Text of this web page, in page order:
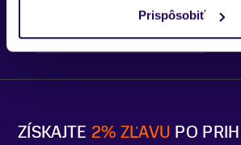
Prispôsobiť
ZÍSKAJTE 2% ZĽAVU PO
Bratislava - OC Tehelko
Trek Flagship Store Bratislava